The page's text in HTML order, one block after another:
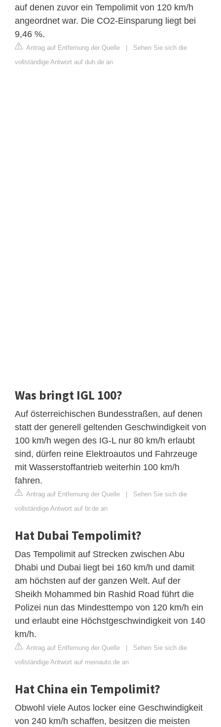
auf denen zuvor ein Tempolimit von 120 km/h
angeordnet war. Die CO2-Einsparung liegt bei
9,46 %.
Antrag auf Entfernung der Quelle | Sehen Sie sich die
vollständige Antwort auf duh.de an
Was bringt IGL 100?
Auf österreichischen Bundesstraßen, auf denen
statt der generell geltenden Geschwindigkeit von
100 km/h wegen des IG-L nur 80 km/h erlaubt
sind, dürfen reine Elektroautos und Fahrzeuge
mit Wasserstoffantrieb weiterhin 100 km/h
fahren.
Antrag auf Entfernung der Quelle | Sehen Sie sich die
vollständige Antwort auf br.de an
Hat Dubai Tempolimit?
Das Tempolimit auf Strecken zwischen Abu
Dhabi und Dubai liegt bei 160 km/h und damit
am höchsten auf der ganzen Welt. Auf der
Sheikh Mohammed bin Rashid Road führt die
Polizei nun das Mindesttempo von 120 km/h ein
und erlaubt eine Höchstgeschwindigkeit von 140
km/h.
Antrag auf Entfernung der Quelle | Sehen Sie sich die
vollständige Antwort auf meinauto.de an
Hat China ein Tempolimit?
Obwohl viele Autos locker eine Geschwindigkeit
von 240 km/h schaffen, besitzen die meisten